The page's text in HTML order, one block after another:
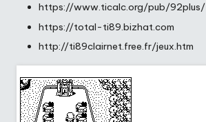
https://www.ticalc.org/pub/92plus/
https://total-ti89.bizhat.com
http://ti89clairnet.free.fr/jeux.htm